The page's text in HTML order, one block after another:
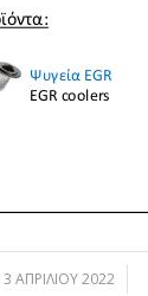
ΑΠΡΙΛΊΟΥ 2022
/